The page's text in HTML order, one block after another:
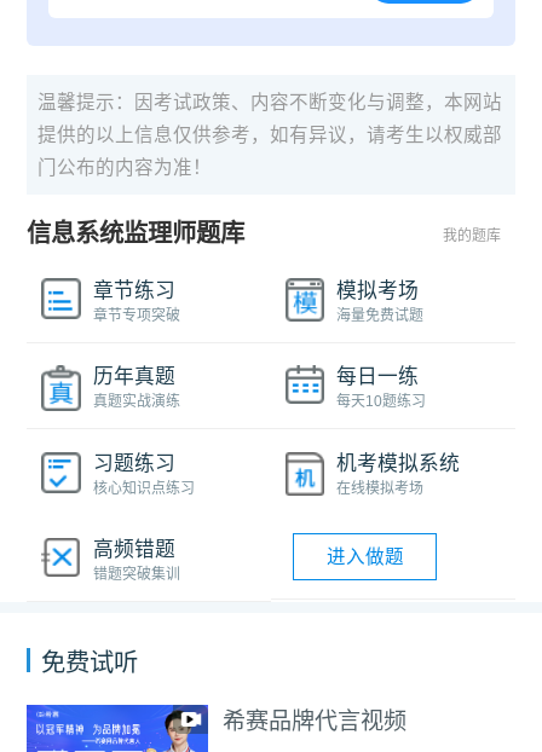
温馨提示：因考试政策、内容不断变化与调整，本网站
提供的以上信息仅供参考，如有异议，请考生以权威部
门公布的内容为准！
信息系统监理师题库 我的题库
章节练习
章节专项突破
模拟考场
海量免费试题
历年真题
真题实战演练
每日一练
每天10题练习
习题练习
核心知识点练习
机考模拟系统
在线模拟考场
高频错题
错题突破集训
进入做题
免费试听
希赛品牌代言视频